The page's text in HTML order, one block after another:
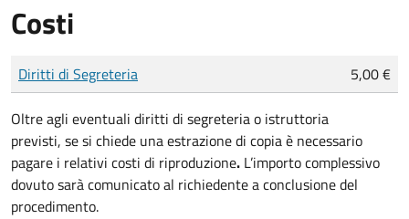
Costi
Tipo di pagamento
Importo
Diritti di Segreteria 5,00 €
Oltre agli eventuali diritti di segreteria o istruttoria
previsti, se si chiede una estrazione di copia è necessario
pagare i relativi costi di riproduzione. L’importo complessivo
dovuto sarà comunicato al richiedente a conclusione del
procedimento.